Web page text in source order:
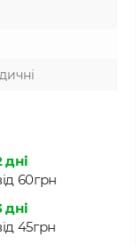
дні
60грн
дні
45грн